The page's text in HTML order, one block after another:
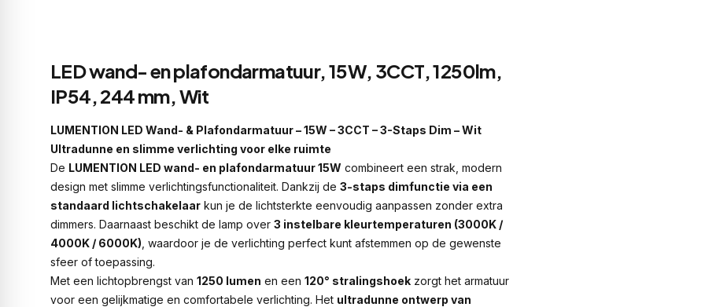
LED wand- en plafondarmatuur, 15W, 3CCT, 1250lm,
IP54, 244 mm, Wit
LUMENTION LED Wand- & Plafondarmatuur – 15W – 3CCT – 3-Staps Dim – Wit
Ultradunne en slimme verlichting voor elke ruimte
De LUMENTION LED wand- en plafondarmatuur 15W combineert een strak, modern
design met slimme verlichtingsfunctionaliteit. Dankzij de 3-staps dimfunctie via een
standaard lichtschakelaar kun je de lichtsterkte eenvoudig aanpassen zonder extra
dimmers. Daarnaast beschikt de lamp over 3 instelbare kleurtemperaturen (3000K /
4000K / 6000K) , waardoor je de verlichting perfect kunt afstemmen op de gewenste
sfeer of toepassing.
Met een lichtopbrengst van 1250 lumen en een 120° stralingshoek zorgt het armatuur
voor een gelijkmatige en comfortabele verlichting. Het ultradunne ontwerp van